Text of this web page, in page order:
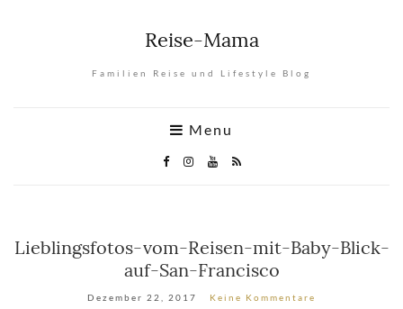
Reise-Mama
Familien Reise und Lifestyle Blog
Menu
Lieblingsfotos-vom-Reisen-mit-Baby-Blick-
auf-San-Francisco
Dezember 22, 2017 Keine Kommentare